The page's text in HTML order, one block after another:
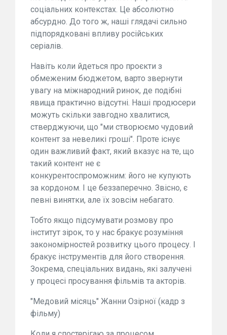
соціальних контекстах. Це абсолютно
абсурдно. До того ж, наші глядачі сильно
підпорядковані впливу російських
серіалів.
Навіть коли йдеться про проєкти з
обмеженим бюджетом, варто звернути
увагу на міжнародний ринок, де подібні
явища практично відсутні. Наші продюсери
можуть скільки завгодно хвалитися,
стверджуючи, що "ми створюємо чудовий
контент за невеликі гроші". Проте існує
один важливий факт, який вказує на те, що
такий контент не є
конкурентоспроможним: його не купують
за кордоном. І це беззаперечно. Звісно, є
певні винятки, але їх зовсім небагато.
Тобто якщо підсумувати розмову про
інститут зірок, то у нас бракує розуміння
закономірностей розвитку цього процесу. І
бракує інструментів для його створення.
Зокрема, спеціальних видань, які залучені
у процесі просування фільмів та акторів.
"Медовий місяць" Жанни Озірної (кадр з
фільму)